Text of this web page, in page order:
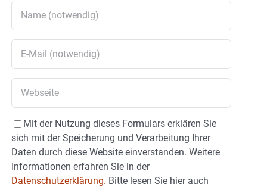
Mit der Nutzung dieses Formulars erklären Sie
sich mit der Speicherung und Verarbeitung Ihrer
Daten durch diese Website einverstanden. Weitere
Informationen erfahren Sie in der
Datenschutzerklärung. Bitte lesen Sie hier auch